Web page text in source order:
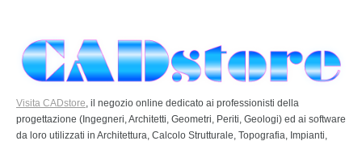
Visita CADstore, il negozio online dedicato ai professionisti della
progettazione (Ingegneri, Architetti, Geometri, Periti, Geologi) ed ai software
da loro utilizzati in Architettura, Calcolo Strutturale, Topografia, Impianti,